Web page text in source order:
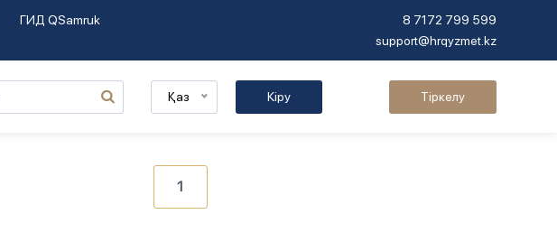
ГИД QSamruk
8 7172 799 599
support@hrqyzmet.kz
Қаз Кіру Тіркелу
1